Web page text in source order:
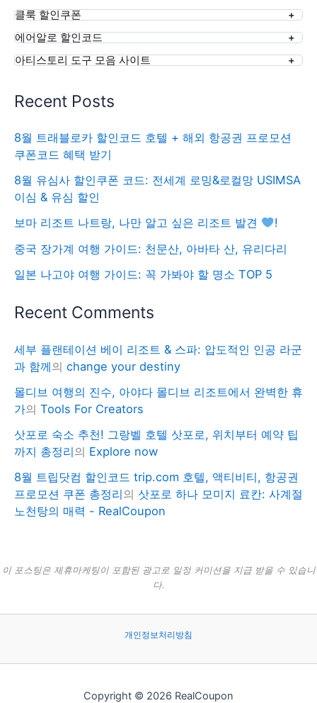
클룩 할인쿠폰
에어알로 할인코드
아티스토리 도구 모음 사이트
Recent Posts
8월 트래블로카 할인코드 호텔 + 해외 항공권 프로모션
쿠폰코드 혜택 받기
8월 유심사 할인쿠폰 코드: 전세계 로밍&로컬망 USIMSA
이심 & 유심 할인
보마 리조트 나트랑, 나만 알고 싶은 리조트 발견
!
중국 장가계 여행 가이드: 천문산, 아바타 산, 유리다리
일본 나고야 여행 가이드: 꼭 가봐야 할 명소 TOP 5
Recent Comments
세부 플랜테이션 베이 리조트 & 스파: 압도적인 인공 라군
과 함께의 change your destiny
몰디브 여행의 진수, 아야다 몰디브 리조트에서 완벽한 휴
가의 Tools For Creators
삿포로 숙소 추천! 그랑벨 호텔 삿포로, 위치부터 예약 팁
까지 총정리의 Explore now
8월 트립닷컴 할인코드 trip.com 호텔, 액티비티, 항공권
프로모션 쿠폰 총정리의 삿포로 하나 모미지 료칸: 사계절
노천탕의 매력 - RealCoupon
이 포스팅은 제휴마케팅이 포함된 광고로 일정 커미션을 지급 받을 수 있습니
다.
개인정보처리방침
Copyright © 2026 RealCoupon